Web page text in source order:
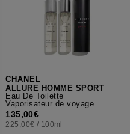
CHANEL
ALLURE HOMME SPORT
Eau De Toilette
Vaporisateur de voyage
135,00€
225,00€ / 100ml